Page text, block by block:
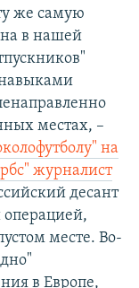
же самую
в нашей
местах, –
на
журналист
десант
операцией,
месте. Во-
в Европе,